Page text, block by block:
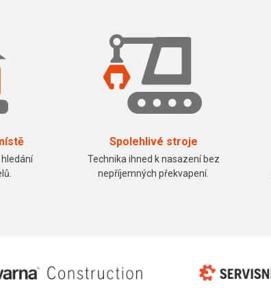
Spolehlivé stroje
Technika ihned k nasazení bez
nepříjemných překvapení.